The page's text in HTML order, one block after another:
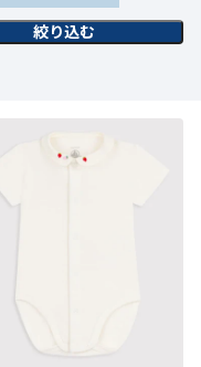
絞り込む